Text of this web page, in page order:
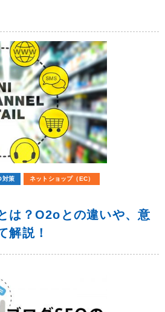
対策 ネットショップ（EC）
は？o2oとの違いや、意
解説！